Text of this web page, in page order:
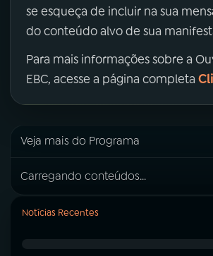
se esqueça de incluir na sua
do conteúdo alvo de sua
Para mais informações sobre a
EBC, acesse a página completa
Veja mais do Programa
Carregando conteúdos...
Notícias Recentes